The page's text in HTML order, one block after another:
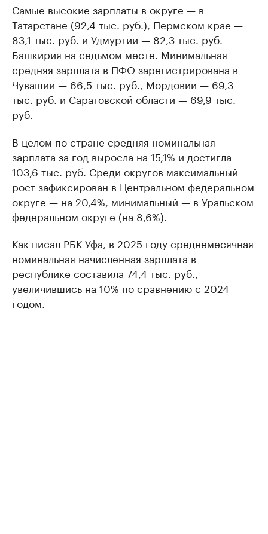
Самые высокие зарплаты в округе — в
Татарстане (92,4 тыс. руб.), Пермском крае —
83,1 тыс. руб. и Удмуртии — 82,3 тыс. руб.
Башкирия на седьмом месте. Минимальная
средняя зарплата в ПФО зарегистрирована в
Чувашии — 66,5 тыс. руб., Мордовии — 69,3
тыс. руб. и Саратовской области — 69,9 тыс.
руб.
В целом по стране средняя номинальная
зарплата за год выросла на 15,1% и достигла
103,6 тыс. руб. Среди округов максимальный
рост зафиксирован в Центральном федеральном
округе — на 20,4%, минимальный — в Уральском
федеральном округе (на 8,6%).
Как писал РБК Уфа, в 2025 году среднемесячная
номинальная начисленная зарплата в
республике составила 74,4 тыс. руб.,
увеличившись на 10% по сравнению с 2024
годом.